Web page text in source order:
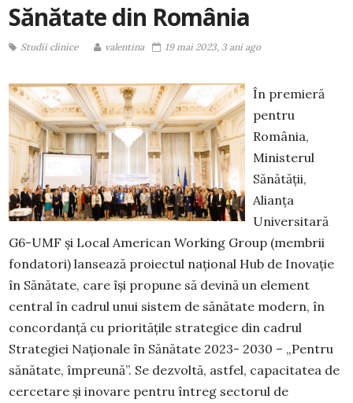
Sănătate din România
Studii clinice valentina 19 mai 2023, 3 ani ago
În premieră
pentru
România,
Ministerul
Sănătății,
Alianța
Universitară
G6-UMF și Local American Working Group (membrii
fondatori) lansează proiectul național Hub de Inovație
în Sănătate, care își propune să devină un element
central în cadrul unui sistem de sănătate modern, în
concordanță cu prioritățile strategice din cadrul
Strategiei Naționale în Sănătate 2023- 2030 – „Pentru
sănătate, împreună”. Se dezvoltă, astfel, capacitatea de
cercetare și inovare pentru întreg sectorul de